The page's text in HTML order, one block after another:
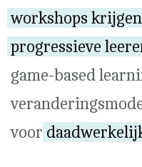
workshops
progressieve
game-based
voor